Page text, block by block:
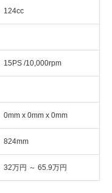
124cc
15PS /10,000rpm
0mm x 0mm x 0mm
824mm
32万円 ～ 65.9万円